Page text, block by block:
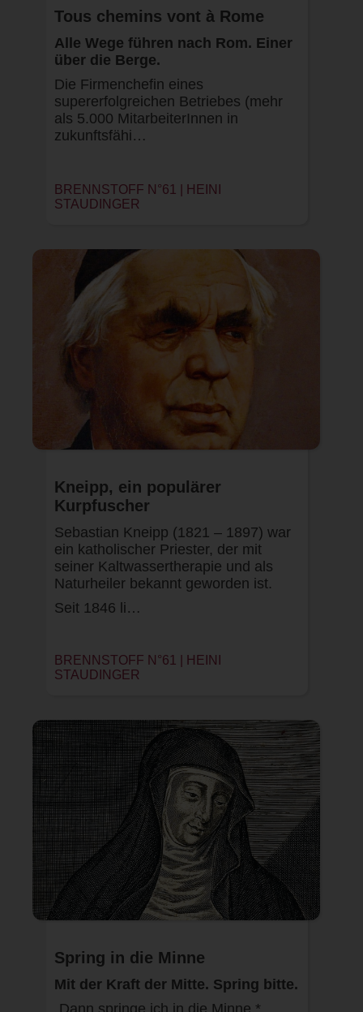
Tous chemins vont à Rome
Alle Wege führen nach Rom. Einer
über die Berge.
Die Firmenchefin eines
supererfolgreichen Betriebes (mehr
als 5.000 MitarbeiterInnen in
zukunftsfähi…
BRENNSTOFF N°61 |
HEINI
STAUDINGER
Kneipp, ein populärer
Kurpfuscher
Sebastian Kneipp (1821 – 1897) war
ein katholischer Priester, der mit
seiner Kaltwassertherapie und als
Naturheiler bekannt geworden ist.
Seit 1846 li…
BRENNSTOFF N°61 |
HEINI
STAUDINGER
Spring in die Minne
Mit der Kraft der Mitte. Spring bitte.